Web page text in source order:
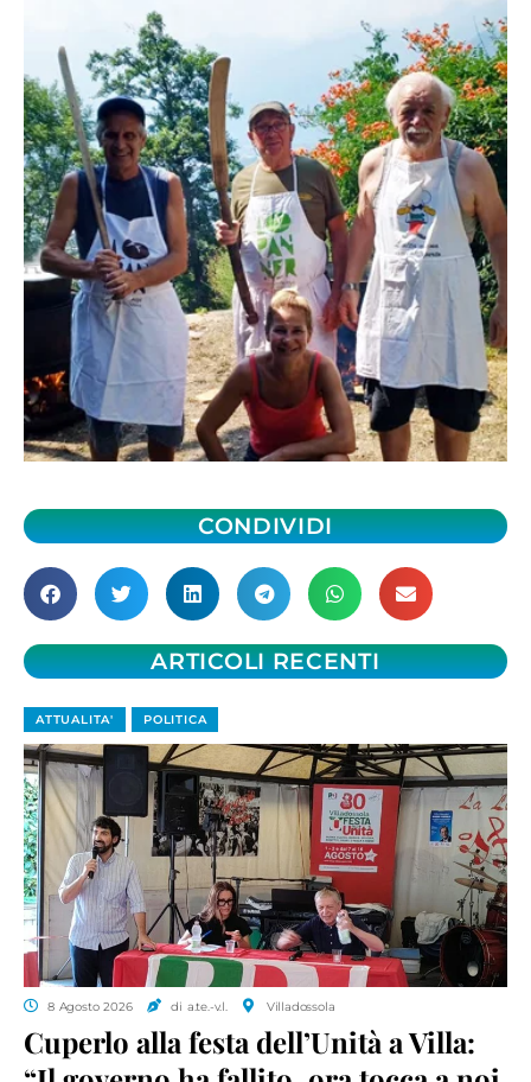
CONDIVIDI
ARTICOLI RECENTI
ATTUALITA' POLITICA
8 Agosto 2026 di a.te.-v.l. Villadossola
Cuperlo alla festa dell’Unità a Villa: